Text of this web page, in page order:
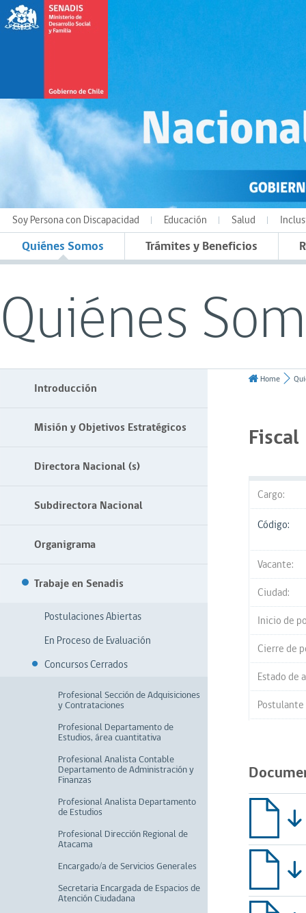
Soy Persona con Discapacidad Educación Salud
Quiénes Somos Trámites y Beneficios
Quiénes
Introducción
Misión y Objetivos Estratégicos
Directora Nacional (s)
Subdirectora Nacional
Organigrama
Trabaje en Senadis
Postulaciones Abiertas
En Proceso de Evaluación
Concursos Cerrados
Profesional Sección de Adquisiciones
y Contrataciones
Profesional Departamento de
Estudios, área cuantitativa
Profesional Analista Contable
Departamento de Administración y
Finanzas
Profesional Analista Departamento
de Estudios
Profesional Dirección Regional de
Atacama
Encargado/a de Servicios Generales
Secretaria Encargada de Espacios de
Atención Ciudadana
Home
Fiscal
Cargo:
Código:
Vacante:
Ciudad:
Inicio de
Cierre de
Estado de